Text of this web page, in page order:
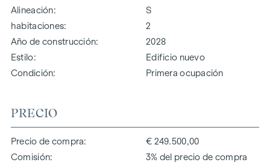
Alineación
S
habitaciones
2
Año de construcción
2028
Estilo
Edificio nuevo
Condición
Primera ocupación
PRECIO
Precio de compra
€ 249.500,00
Comisión
3% del precio de compra